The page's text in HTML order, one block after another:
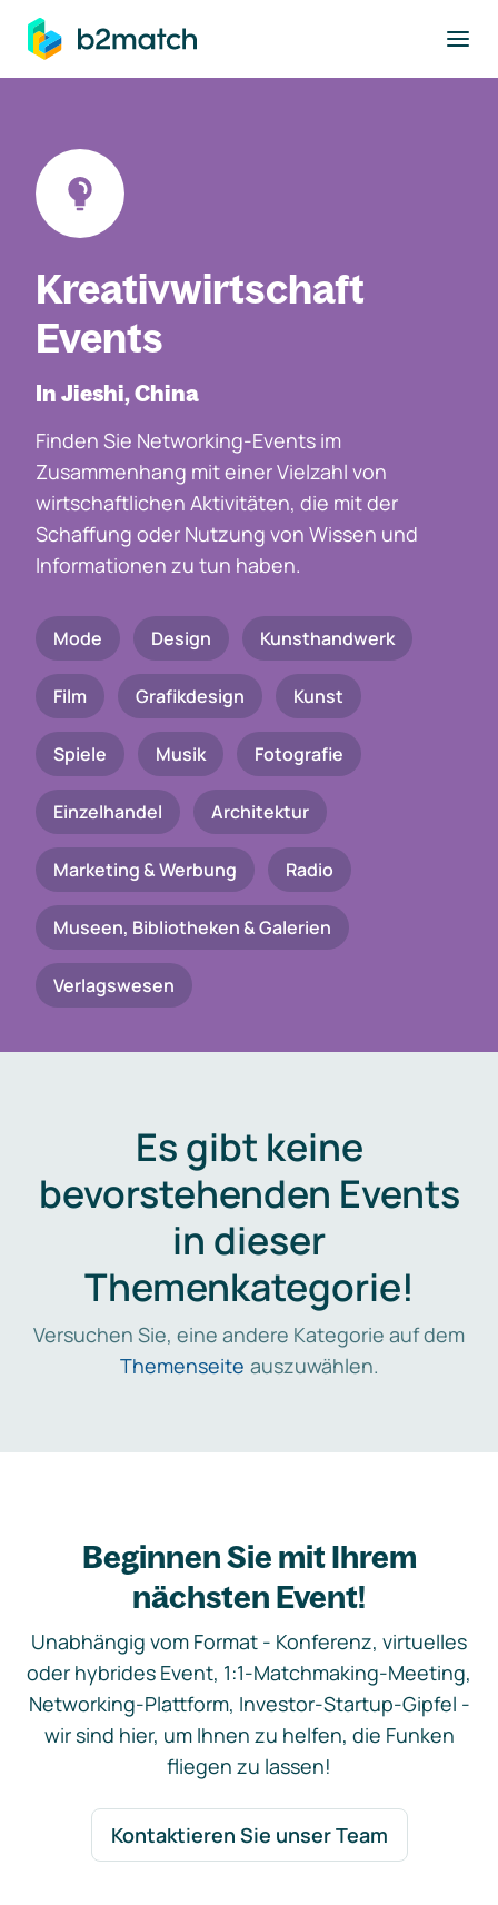
springen
Kreativwirtschaft
Events
In Jieshi, China
Finden Sie Networking-Events im
Zusammenhang mit einer Vielzahl von
wirtschaftlichen Aktivitäten, die mit der
Schaffung oder Nutzung von Wissen und
Informationen zu tun haben.
Mode Design Kunsthandwerk
Film Grafikdesign Kunst
Spiele Musik Fotografie
Einzelhandel Architektur
Marketing & Werbung Radio
Museen, Bibliotheken & Galerien
Verlagswesen
Es gibt keine
bevorstehenden Events
in dieser
Themenkategorie!
Versuchen Sie, eine andere Kategorie auf dem
Themenseite auszuwählen.
Beginnen Sie mit Ihrem
nächsten Event!
Unabhängig vom Format - Konferenz, virtuelles
oder hybrides Event, 1:1-Matchmaking-Meeting,
Networking-Plattform, Investor-Startup-Gipfel -
wir sind hier, um Ihnen zu helfen, die Funken
fliegen zu lassen!
Kontaktieren Sie unser Team